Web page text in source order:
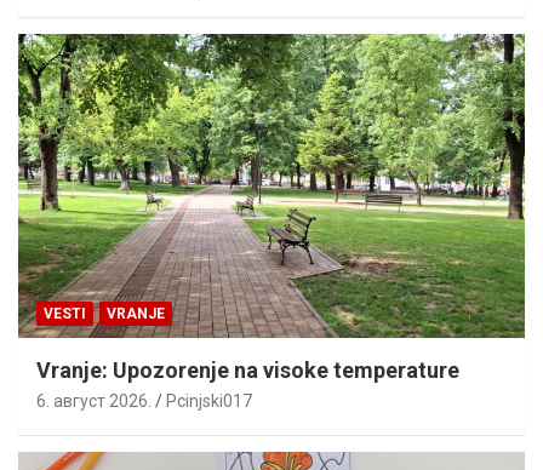
VESTI VRANJE
Vranje: Upozorenje na visoke temperature
6. август 2026. Pcinjski017